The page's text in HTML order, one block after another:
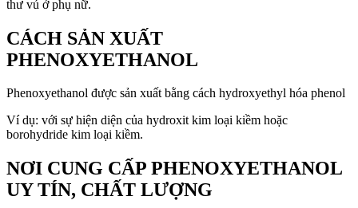
thư vú ở phụ nữ.
CÁCH SẢN XUẤT
PHENOXYETHANOL
Phenoxyethanol được sản xuất bằng cách hydroxyethyl hóa phenol
Ví dụ: với sự hiện diện của hydroxit kim loại kiềm hoặc
borohydride kim loại kiềm.
NƠI CUNG CẤP PHENOXYETHANOL
UY TÍN, CHẤT LƯỢNG